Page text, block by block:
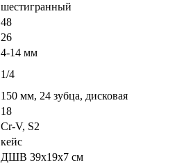
шестигранный
48
26
4-14 мм
1/4
150 мм, 24 зубца, дисковая
18
Cr-V, S2
кейс
ДШВ 39x19x7 см